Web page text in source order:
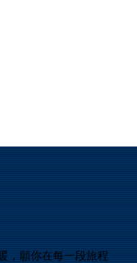
些所作的事，最早
地上，曾經在培
記下廿四章提及大
告說犯了大罪，耶
和華後悔了： 和合
撒冷 伸手要滅城
，願你在每一段旅程